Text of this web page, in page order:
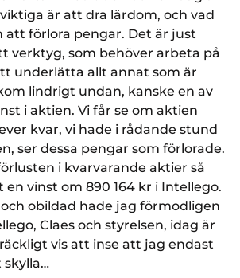
är att dra lärdom, och vad
att förlora pengar. Det är just
verktyg, som behöver arbeta på
underlätta allt annat som är
lindrigt undan, kanske en av
i aktien. Vi får se om aktien
kvar, vi hade i rådande stund
ser dessa pengar som förlorade.
i kvarvarande aktier så
en vinst om 890 164 kr i Intellego.
obildad hade jag förmodligen
Claes och styrelsen, idag är
vis att inse att jag endast
skylla…